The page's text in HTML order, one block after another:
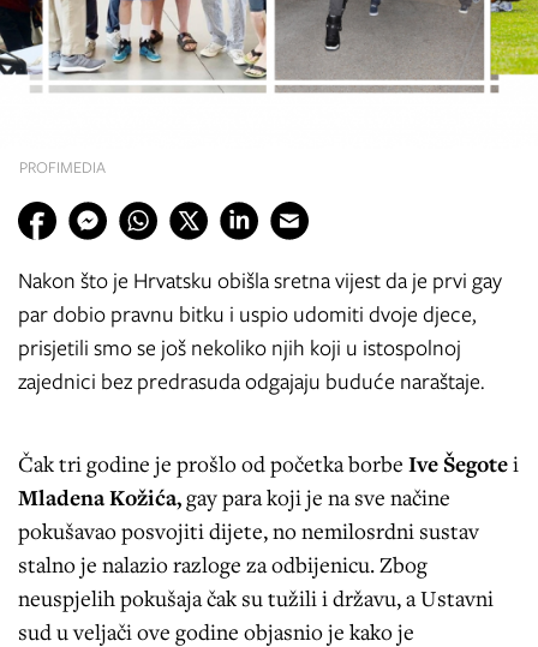
PROFIMEDIA
Nakon što je Hrvatsku obišla sretna vijest da je prvi gay
par dobio pravnu bitku i uspio udomiti dvoje djece,
prisjetili smo se još nekoliko njih koji u istospolnoj
zajednici bez predrasuda odgajaju buduće naraštaje.
Čak tri godine je prošlo od početka borbe Ive Šegotei
Mladena Kožića,gay para koji je na sve načine
pokušavao posvojiti dijete, no nemilosrdni sustav
stalno je nalazio razloge za odbijenicu. Zbog
neuspjelih pokušaja čak su tužili i državu, a Ustavni
sud u veljači ove godine objasnio je kako je